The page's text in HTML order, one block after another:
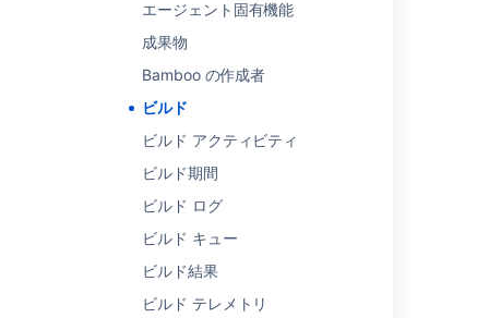
エージェント固有機能
成果物
Bamboo の作成者
ビルド
ビルド アクティビティ
ビルド期間
ビルド ログ
ビルド キュー
ビルド結果
ビルド テレメトリ
Build Process for 2.0
Plan what you can build with Forge
Begin your platform engineer evolution
Get started quickly with Forge
Build and deploy a Forge app
Expand your Forge skills